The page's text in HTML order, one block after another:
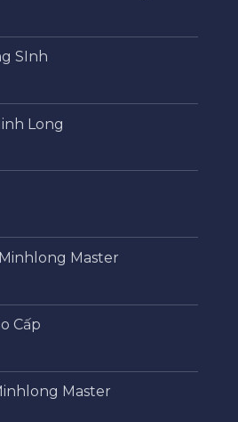
SInh
Long
Master
Cấp
Master